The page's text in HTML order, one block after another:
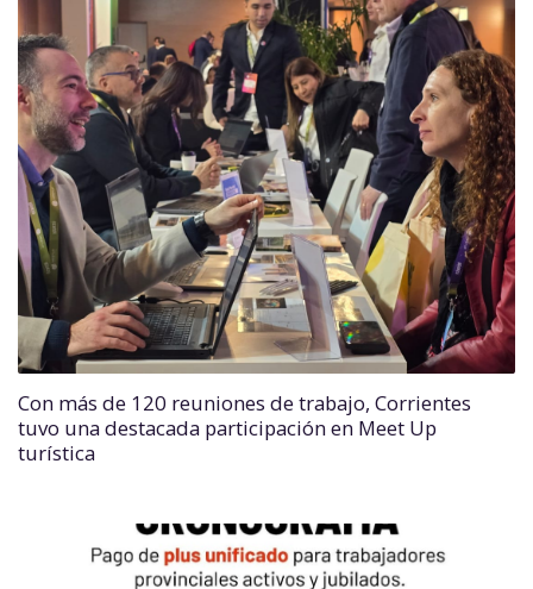
Con más de 120 reuniones de trabajo, Corrientes
tuvo una destacada participación en Meet Up
turística